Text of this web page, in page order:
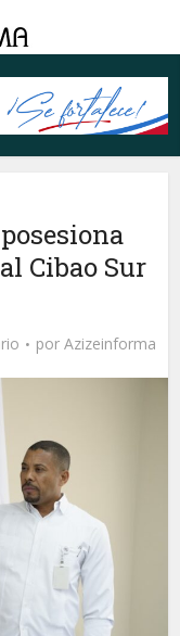
Cibao Sur
por Azizeinforma